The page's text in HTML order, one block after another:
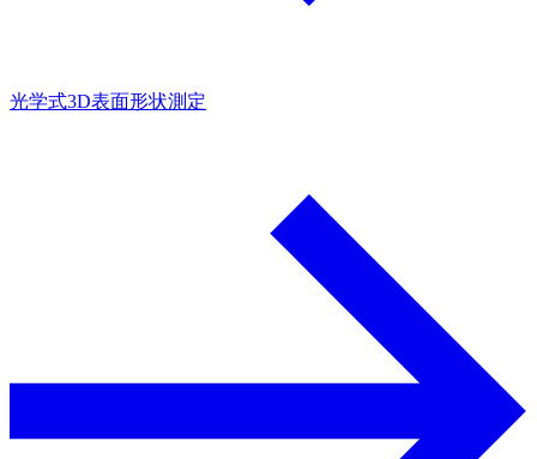
光学式3D表面形状測定